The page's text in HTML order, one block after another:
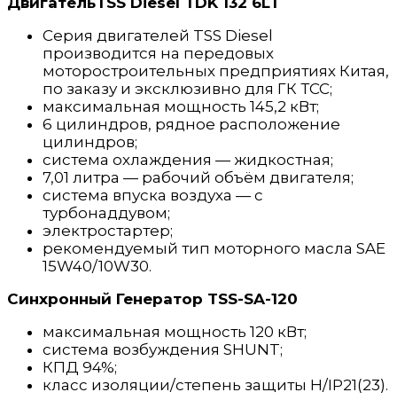
Серия двигателей TSS Diesel
производится на передовых
моторостроительных предприятиях Китая,
по заказу и эксклюзивно для ГК ТСС;
максимальная мощность 145,2 кВт;
6 цилиндров, рядное расположение
цилиндров;
система охлаждения — жидкостная;
7,01 литра — рабочий объём двигателя;
система впуска воздуха — с
турбонаддувом;
электростартер;
рекомендуемый тип моторного масла SAE
15W40/10W30.
Синхронный Генератор TSS-SA-120
максимальная мощность 120 кВт;
система возбуждения SHUNT;
КПД 94%;
класс изоляции/степень защиты H/IP21(23).